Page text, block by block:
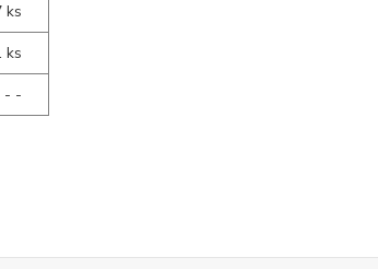
ks
ks
- -